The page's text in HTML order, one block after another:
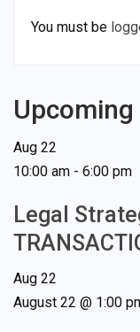
You must be
Upcoming
Aug 22
10:00 am - 6:00 pm
Legal
Aug 22
August 22 @ 1:00